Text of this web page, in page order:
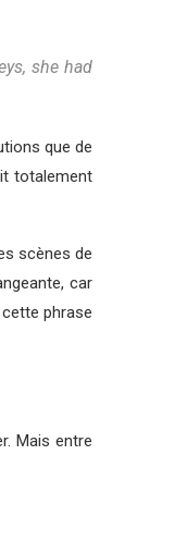
she had
que de
totalement
scènes de
car
phrase
Mais entre